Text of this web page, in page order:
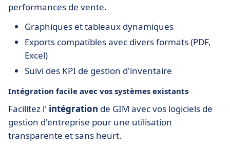
performances de vente.
Graphiques et tableaux dynamiques
Exports compatibles avec divers formats (PDF,
Excel)
Suivi des KPI de gestion d'inventaire
Intégration facile avec vos systèmes existants
Facilitez l' intégration de GIM avec vos logiciels de
gestion d'entreprise pour une utilisation
transparente et sans heurt.